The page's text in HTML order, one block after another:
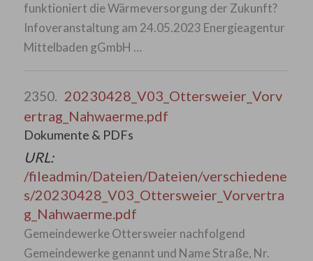
funktioniert die Wärmeversorgung der Zukunft?
Infoveranstaltung am 24.05.2023 Energieagentur
Mittelbaden gGmbH …
2350. 20230428_V03_Ottersweier_Vorv
ertrag_Nahwaerme.pdf
Dokumente & PDFs
URL:
/fileadmin/Dateien/Dateien/verschiedene
s/20230428_V03_Ottersweier_Vorvertra
g_Nahwaerme.pdf
Gemeindewerke Ottersweier nachfolgend
Gemeindewerke genannt und Name Straße, Nr.